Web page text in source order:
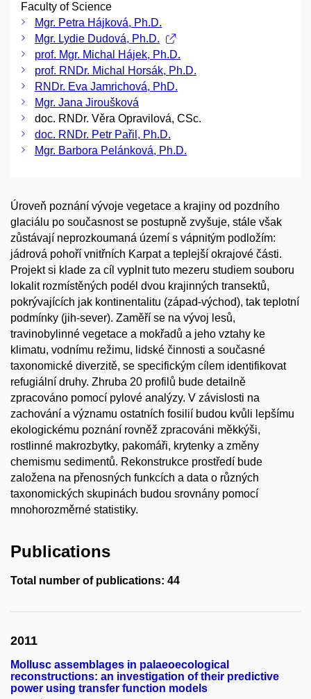
Faculty of Science
Mgr. Petra Hájková, Ph.D.
Mgr. Lydie Dudová, Ph.D.
prof. Mgr. Michal Hájek, Ph.D.
prof. RNDr. Michal Horsák, Ph.D.
RNDr. Eva Jamrichová, PhD.
Mgr. Jana Jiroušková
doc. RNDr. Věra Opravilová, CSc.
doc. RNDr. Petr Pařil, Ph.D.
Mgr. Barbora Pelánková, Ph.D.
Úroveň poznání vývoje vegetace a krajiny od pozdního
glaciálu po současnost se postupně zvyšuje, stále však
zůstávají neprozkoumaná území s vápnitým podložím:
jádrová pohoří vnitřních Karpat a teplejší okrajové části.
Projekt si klade za cíl vyplnit tuto mezeru studiem souboru
lokalit rozmístěných podél dvou krajinných transektů,
pokrývajících jak kontinentalitu (západ-východ), tak teplotní
podmínky (jih-sever). Zaměří se na vývoj lesů,
travinobylinné vegetace a mokřadů a jeho vztahy ke
klimatu, vodnímu režimu, lidské činnosti a současné
taxonomické diverzitě, se specifickým cílem identifikovat
refugiální druhy. Zhruba 20 profilů bude detailně
zpracováno pomocí pylové analýzy. V závislosti na
zachování a významu ostatních fosilií budou kvůli lepšímu
ekologickému poznání rovněž zpracováni měkkýši,
rostlinné makrozbytky, pakomáři, krytenky a změny
chemismu sedimentů. Rekonstrukce prostředí bude
založena na přenosných funkcích a data o různých
taxonomických skupinách budou srovnány pomocí
mnohorozměrné statistiky.
Publications
Total number of publications: 44
2011
Mollusc assemblages in palaeoecological
reconstructions: an investigation of their predictive
power using transfer function models